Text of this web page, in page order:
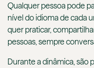
Qualquer pessoa pode
nível do idioma de cada
quer praticar,
pessoas, sempre
Durante a dinâmica, são